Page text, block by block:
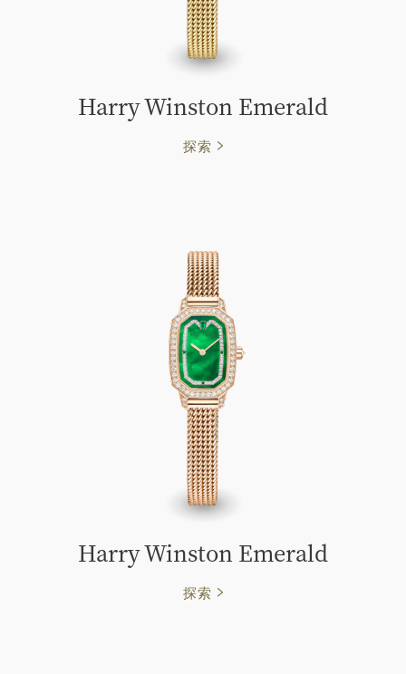
Harry Winston Emerald
探索
Harry Winston Emerald
探索